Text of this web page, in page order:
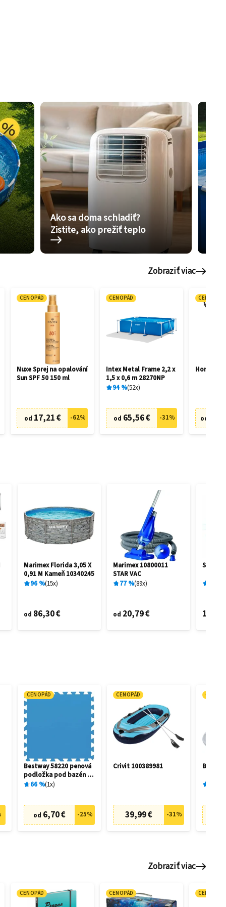
Ako sa doma schladiť?
Zistite, ako prežiť teplo
Zobraziť viac
CENOPÁD
Nuxe Sprej na opalování
Sun SPF 50 150 ml
od 17,21 € -62%
CENOPÁD
Intex Metal Frame 2,2 x
1,5 x 0,6 m 28270NP
94% 52x
od 65,56 € -31%
CENOPÁD
Honda
od
Marimex Florida 3,05 X
0,91 M Kameň 10340245
96 % 15x
od 86,30 €
Marimex 10800011
STAR VAC
77% 89x
od 20,79 €
Sencor
CENOPÁD
Bestway 58220 penová
podložka pod bazén 50
x 50 cm (9 ks)
66 % 1x
od 6,70 € -25%
CENOPÁD
Crivit 100389981
39,99 € -31%
Zobraziť viac
CENOPÁD CENOPÁD CENOPÁD